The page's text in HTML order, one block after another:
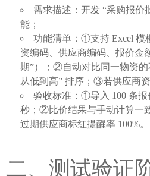
需求描述：开发 “采购报价
能；
功能清单：①支持 Excel 模
资编码、供应商编码、报价金
期”）；②自动对比同一物资的
从低到高” 排序；③若供应商
验收标准：①导入 100 条
秒；②比价结果与手动计算一
过期供应商标红提醒率 100%。
二、测试验证